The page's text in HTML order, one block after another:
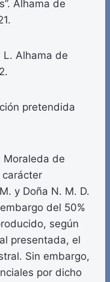
Alhama de
L. Alhama de
pretendida
de
y Doña N. M. D.
del 50%
según
presentada, el
Sin embargo,
por dicho